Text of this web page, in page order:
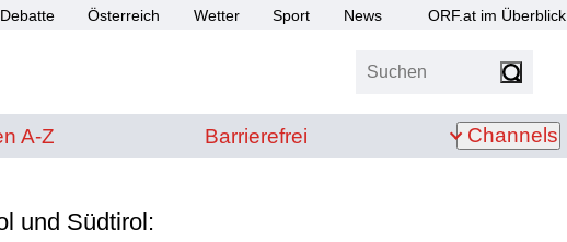
Debatte Österreich Wetter Sport News ORF.at im Überblick
Suchen
von A bis Z
A-Z Barrierefrei
Barrierefrei Channels
und Südtirol: